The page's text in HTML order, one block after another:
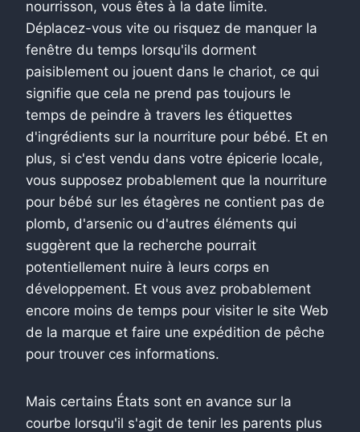
nourrisson, vous êtes à la date limite.
Déplacez-vous vite ou risquez de manquer la
fenêtre du temps lorsqu'ils dorment
paisiblement ou jouent dans le chariot, ce qui
signifie que cela ne prend pas toujours le
temps de peindre à travers les étiquettes
d'ingrédients sur la nourriture pour bébé. Et en
plus, si c'est vendu dans votre épicerie locale,
vous supposez probablement que la nourriture
pour bébé sur les étagères ne contient pas de
plomb, d'arsenic ou d'autres éléments qui
suggèrent que la recherche pourrait
potentiellement nuire à leurs corps en
développement. Et vous avez probablement
encore moins de temps pour visiter le site Web
de la marque et faire une expédition de pêche
pour trouver ces informations.
Mais certains États sont en avance sur la
courbe lorsqu'il s'agit de tenir les parents plus